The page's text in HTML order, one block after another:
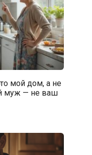
мой дом, а не
муж — не ваш